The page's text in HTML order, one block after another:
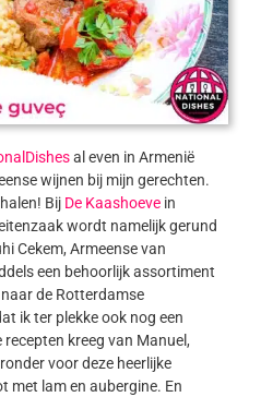
al even in Armenië
wijnen bij mijn gerechten.
Bij De Kaashoeve in
wordt namelijk gerund
Cekem, Armeense van
een behoorlijk assortiment
de Rotterdamse
ik ter plekke ook nog een
kreeg van Manuel,
voor deze heerlijke
met lam en aubergine. En